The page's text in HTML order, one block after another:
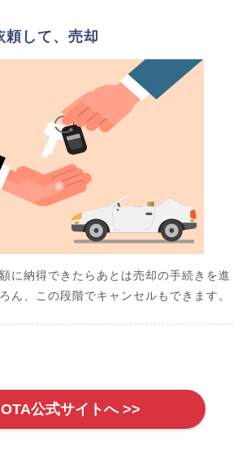
頼して、売却
に納得できたらあとは売却の手続きを進
ん、この段階でキャンセルもできます。
公式サイトへ >>